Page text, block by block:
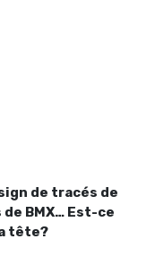
de tracés de
BMX… Est-ce
tête?